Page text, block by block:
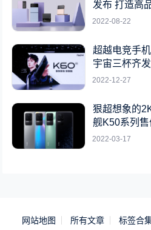
发布 打造高
2022-08-22
超越电竞手
宇宙三杯齐
2022-12-27
狠超想象的
舰K50系列
2022-03-17
网站地图 所有文章 标签合